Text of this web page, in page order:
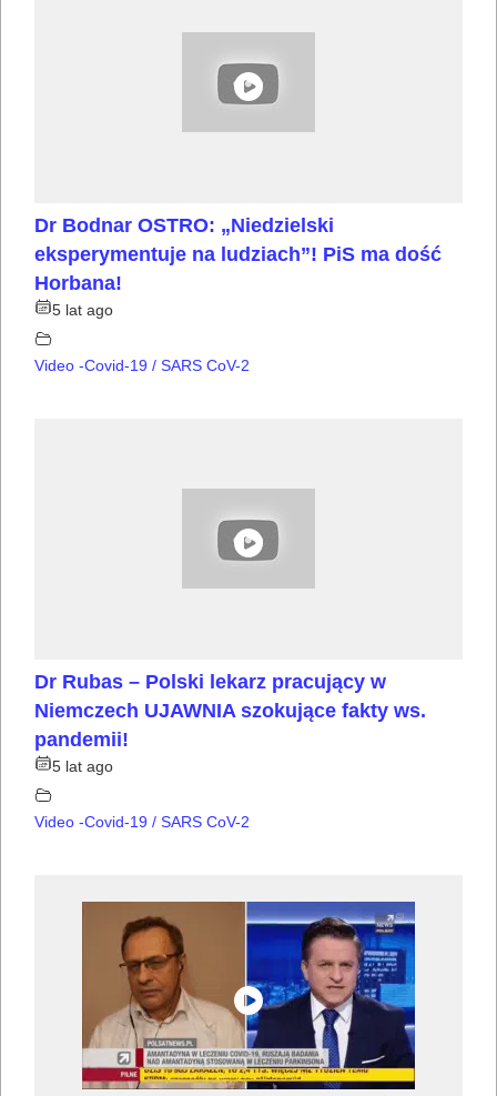
Dr Bodnar OSTRO: „Niedzielski
eksperymentuje na ludziach”! PiS ma dość
Horbana!
5 lat ago
Video -Covid-19 / SARS CoV-2
Dr Rubas – Polski lekarz pracujący w
Niemczech UJAWNIA szokujące fakty ws.
pandemii!
5 lat ago
Video -Covid-19 / SARS CoV-2